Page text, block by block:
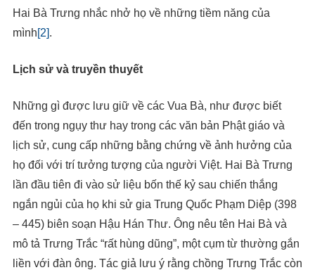
Hai Bà Trưng nhắc nhở họ về những tiềm năng của
mình[2].
Lịch sử và truyền thuyết
Những gì được lưu giữ về các Vua Bà, như được biết
đến trong ngụy thư hay trong các văn bản Phật giáo và
lịch sử, cung cấp những bằng chứng về ảnh hưởng của
họ đối với trí tưởng tượng của người Việt. Hai Bà Trưng
lần đầu tiên đi vào sử liệu bốn thế kỷ sau chiến thắng
ngắn ngủi của họ khi sử gia Trung Quốc Phạm Diệp (398
– 445) biên soạn Hậu Hán Thư. Ông nêu tên Hai Bà và
mô tả Trưng Trắc “rất hùng dũng”, một cụm từ thường gắn
liền với đàn ông. Tác giả lưu ý rằng chồng Trưng Trắc còn